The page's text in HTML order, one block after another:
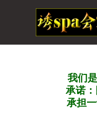
我们
承诺
承担